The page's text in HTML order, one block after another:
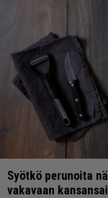
Syötkö perunoita
vakavaan